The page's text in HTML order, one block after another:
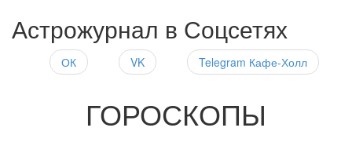
Астрожурнал в Соцсетях
ОК VK Telegram Кафе-Холл
ГОРОСКОПЫ